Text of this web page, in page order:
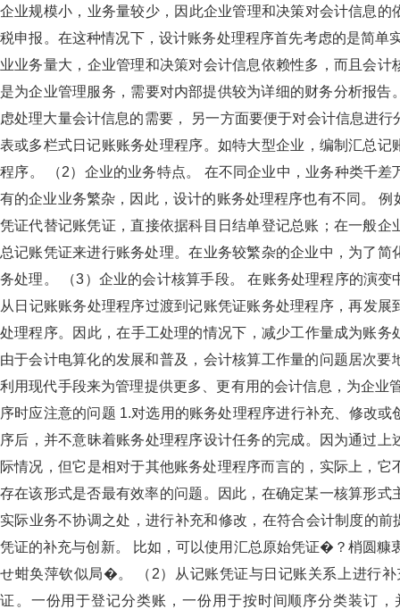
企业规模小，业务量较少，因此企业管理和决策对会计信息
税申报。在这种情况下，设计账务处理程序首先考虑的是简单
业业务量大，企业管理和决策对会计信息依赖性多，而且
是为企业管理服务，需要对内部提供较为详细的财务分析报告。因
虑处理大量会计信息的需要， 另一方面要便于对会计信息进行分
表或多栏式日记账账务处理程序。如特大型企业，编制汇总
程序。 （2）企业的业务特点。 在不同企业中，业务种类千差万
有的企业业务繁杂，因此，设计的账务处理程序也有不同。 例如
凭证代替记账凭证，直接依据科目日结单登记总账；在一般企
总记账凭证来进行账务处理。在业务较繁杂的企业中，为了
务处理。 （3）企业的会计核算手段。 在账务处理程序的演变
从日记账账务处理程序过渡到记账凭证账务处理程序，再
处理程序。因此，在手工处理的情况下，减少工作量成为账
由于会计电算化的发展和普及，会计核算工作量的问题居次要地
利用现代手段来为管理提供更多、更有用的会计信息，为企
序时应注意的问题 1.对选用的账务处理程序进行补充、修改或创
序后，并不意昧着账务处理程序设计任务的完成。因为通过
际情况，但它是相对于其他账务处理程序而言的，实际上，
存在该形式是否最有效率的问题。因此，在确定某一核算形式主
实际业务不协调之处，进行补充和修改，在符合会计制度的
凭证的补充与创新。 比如，可以使用汇总原始凭证�？梢
せ蚶奂萍钦似局�。 （2）从记账凭证与日记账关系上进行补充
证。一份用于登记分类账，一份用于按时间顺序分类装订